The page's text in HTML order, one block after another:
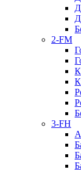
2-FM
3-FH